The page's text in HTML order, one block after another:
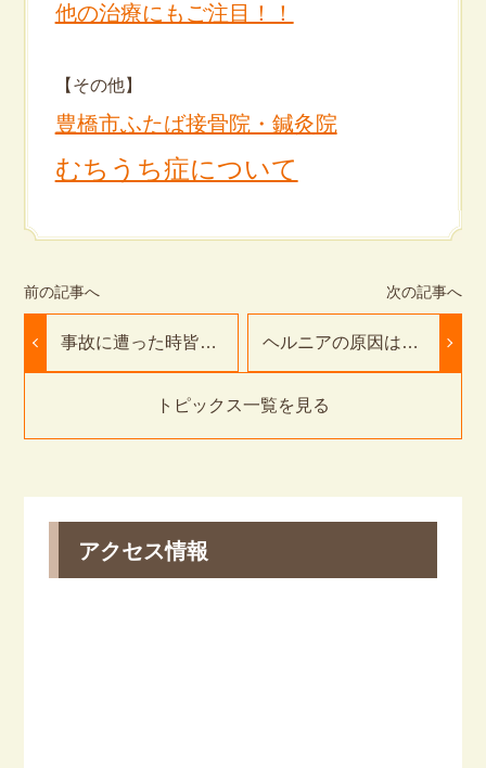
他の治療にもご注目！！
【その他】
豊橋市ふたば接骨院・鍼灸院
むちうち症について
事故に遭った時皆様
｜豊橋市のふたば接
ヘルニアの原因はこ
たば接骨院・鍼灸院
トピックス一覧を見る
アクセス情報